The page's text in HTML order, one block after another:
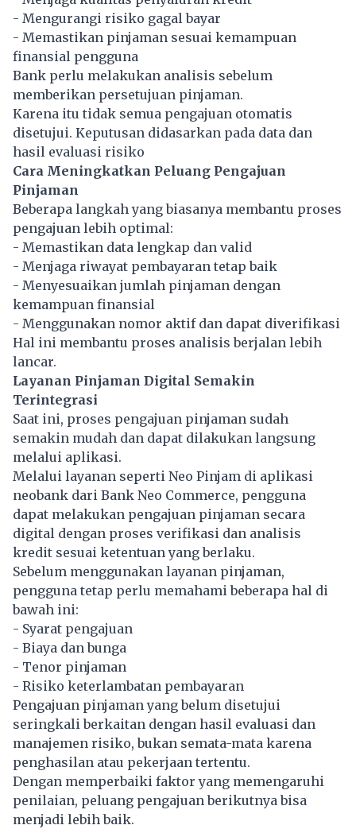
- Mengurangi risiko gagal bayar
- Memastikan pinjaman sesuai kemampuan
finansial pengguna
Bank perlu melakukan analisis sebelum
memberikan persetujuan pinjaman.
Karena itu tidak semua pengajuan otomatis
disetujui. Keputusan didasarkan pada data dan
hasil evaluasi risiko
Cara Meningkatkan Peluang Pengajuan
Pinjaman
Beberapa langkah yang biasanya membantu proses
pengajuan lebih optimal:
- Memastikan data lengkap dan valid
- Menjaga riwayat pembayaran tetap baik
- Menyesuaikan jumlah pinjaman dengan
kemampuan finansial
- Menggunakan nomor aktif dan dapat diverifikasi
Hal ini membantu proses analisis berjalan lebih
lancar.
Layanan Pinjaman Digital Semakin
Terintegrasi
Saat ini, proses pengajuan pinjaman sudah
semakin mudah dan dapat dilakukan langsung
melalui aplikasi.
Melalui layanan seperti Neo Pinjam di aplikasi
neobank dari Bank Neo Commerce, pengguna
dapat melakukan pengajuan pinjaman secara
digital dengan proses verifikasi dan analisis
kredit sesuai ketentuan yang berlaku.
Sebelum menggunakan layanan pinjaman,
pengguna tetap perlu memahami beberapa hal di
bawah ini:
- Syarat pengajuan
- Biaya dan bunga
- Tenor pinjaman
- Risiko keterlambatan pembayaran
Pengajuan pinjaman yang belum disetujui
seringkali berkaitan dengan hasil evaluasi dan
manajemen risiko, bukan semata-mata karena
penghasilan atau pekerjaan tertentu.
Dengan memperbaiki faktor yang memengaruhi
penilaian, peluang pengajuan berikutnya bisa
menjadi lebih baik.